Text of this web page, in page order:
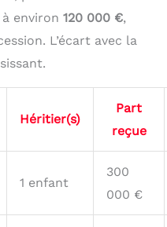
environ 120 000 €,
L’écart avec la
Héritier(s)
Part
reçue
1 enfant
300
000 €